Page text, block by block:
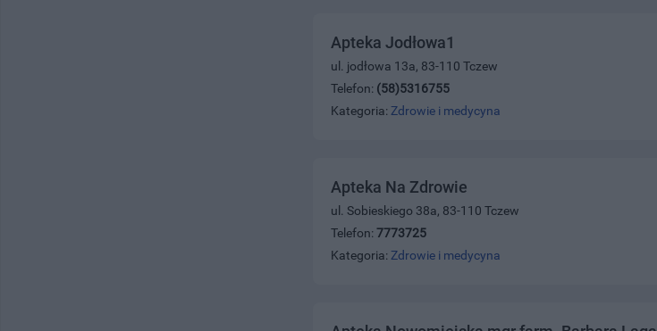
Apteka Jodłowa1
ul. jodłowa 13a, 83-110 Tczew
Telefon: (58)5316755
Kategoria: Zdrowie i medycyna
Apteka Na Zdrowie
ul. Sobieskiego 38a, 83-110 Tczew
Telefon: 7773725
Kategoria: Zdrowie i medycyna